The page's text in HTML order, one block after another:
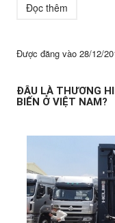
Đọc thêm
Được đăng vào 28/12/
ĐÂU LÀ THƯƠNG
BIẾN Ở VIỆT NAM?